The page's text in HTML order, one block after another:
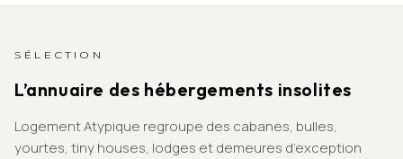
SÉLECTION
L’annuaire des hébergements insolites
Logement Atypique regroupe des cabanes, bulles,
yourtes, tiny houses, lodges et demeures d’exception